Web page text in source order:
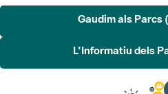
Gaudim als
L'Informatiu dels